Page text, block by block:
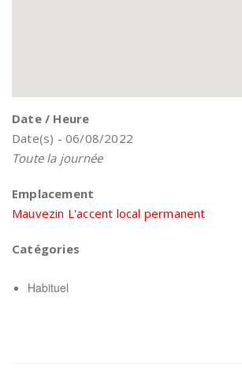
Date / Heure
Date(s) - 06/08/2022
Toute la journée
Emplacement
Mauvezin L'accent local permanent
Catégories
Habituel